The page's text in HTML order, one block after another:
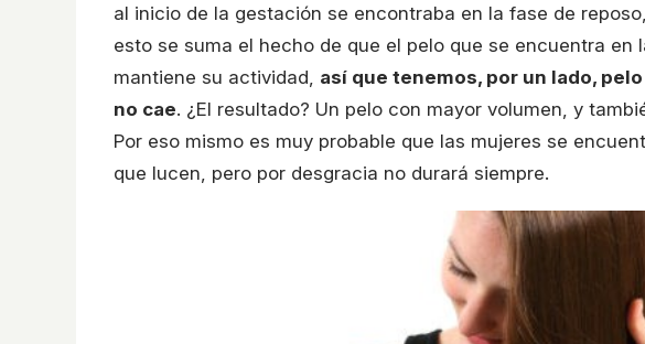
al inicio de la gestación se encontraba en la fase de
esto se suma el hecho de que el pelo que se encuentra
mantiene su actividad, así que tenemos, por un lado,
no cae. ¿El resultado? Un pelo con mayor volumen, y
Por eso mismo es muy probable que las mujeres se
que lucen, pero por desgracia no durará siempre.